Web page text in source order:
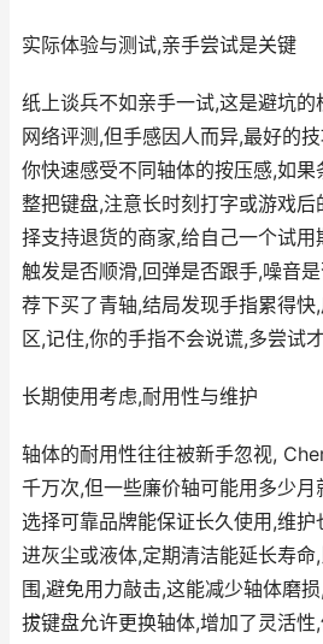
实际体验与测试,亲手尝试是关键
纸上谈兵不如亲手一试,这是避坑
网络评测,但手感因人而异,最好的
你快速感受不同轴体的按压感,如
整把键盘,注意长时刻打字或游戏
择支持退货的商家,给自己一个试
触发是否顺滑,回弹是否跟手,噪音
荐下买了青轴,结局发现手指累得
区,记住,你的手指不会说谎,多尝试
长期使用考虑,耐用性与维护
轴体的耐用性往往被新手忽视,
千万次,但一些廉价轴可能用多少
选择可靠品牌能保证长久使用,维
进灰尘或液体,定期清洁能延长寿命
围,避免用力敲击,这能减少轴体磨
拔键盘允许更换轴体,增加了灵活